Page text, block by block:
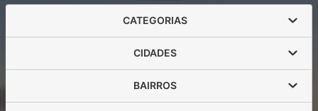
CATEGORIAS
CIDADES
BAIRROS